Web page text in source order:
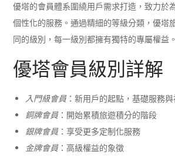
優塔的會員體系圍繞用戶需求打造，致力於
個性化的服務。通過精細的等級分類，優塔
同的級別，每一級別都擁有獨特的專屬權益。
優塔會員級別詳解
入門級會員 ：新用戶的起點，基礎服務
銅牌會員 ：開始累積旅遊積分的階段
銀牌會員 ：享受更多定制化服務
金牌會員 ：高級權益的象徵